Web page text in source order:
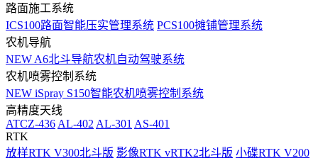
路面施工系统
ICS100路面智能压实管理系统 PCS100摊铺管理系统
农机导航
NEW A6北斗导航农机自动驾驶系统
农机喷雾控制系统
NEW iSpray S150智能农机喷雾控制系统
高精度天线
ATCZ-436 AL-402 AL-301 AS-401
RTK
放样RTK V300北斗版 影像RTK vRTK2北斗版 小碟RTK V200